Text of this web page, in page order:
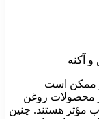
ممکن است
محصولات روغن
مؤثر هستند. چنین